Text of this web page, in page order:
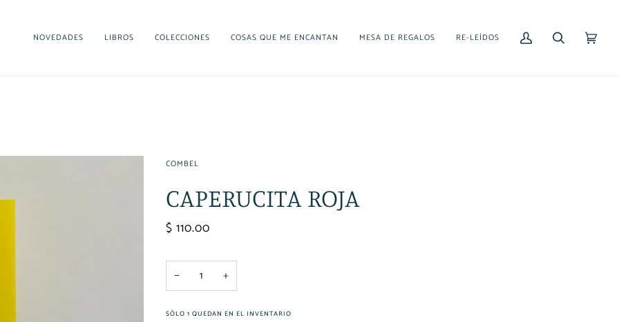
NOVEDADES LIBROS COLECCIONES COSAS QUE ME ENCANTAN MESA DE REGALOS RE-LEÍDOS
Mi
Buscar Carrito
COMBEL
CAPERUCITA ROJA
$ 110.00
− +
SÓLO 1 QUEDAN EN EL INVENTARIO